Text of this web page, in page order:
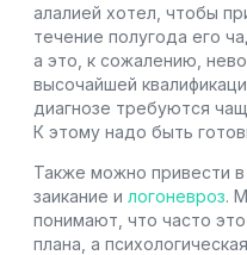
алалией хотел, чтобы
течение полугода его
а это, к сожалению,
высочайшей
диагнозе требуются
К этому надо быть
Также можно привести
заикание и логоневроз.
понимают, что часто
плана, а